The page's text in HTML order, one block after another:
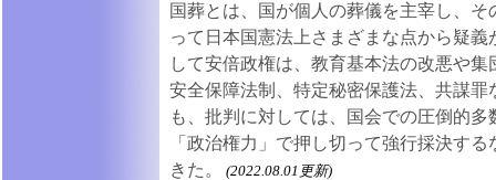
国葬とは、国が個人の葬儀を主宰し、
って日本国憲法上さまざまな点から疑
して安倍政権は、教育基本法の改悪や
安全保障法制、特定秘密保護法、共謀
も、批判に対しては、国会での圧倒的
「政治権力」で押し切って強行採決す
きた。
(2022.08.01更新)